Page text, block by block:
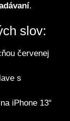
.
slov:
červenej
s
iPhone 13“